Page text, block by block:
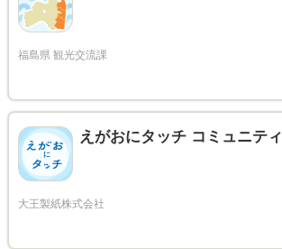
えがおにタッチ コミュニティ